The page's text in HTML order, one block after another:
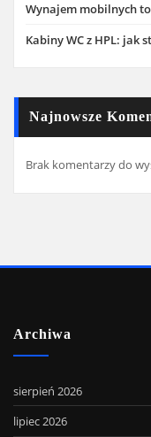
Wynajem mobilnych
Kabiny WC z HPL:
Najnowsze
Brak komentarzy do
Archiwa
sierpień 2026
lipiec 2026